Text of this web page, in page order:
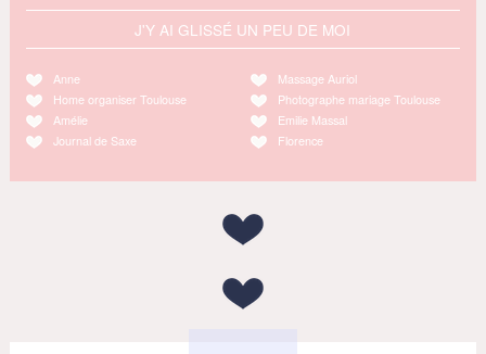
J'Y AI GLISSÉ UN PEU DE MOI
Anne
Home organiser Toulouse
Amélie
Journal de Saxe
Massage Auriol
Photographe mariage Toulouse
Emilie Massal
Florence